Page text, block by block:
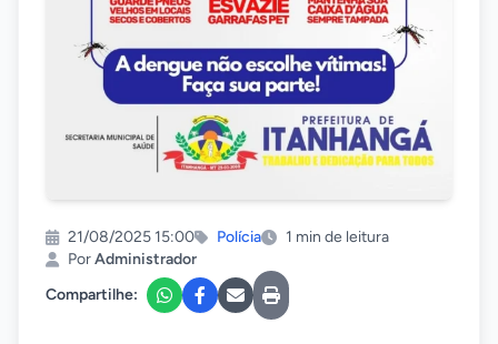
21/08/2025 15:00 Polícia
1 min de leitura
PorAdministrador
Compartilhe: